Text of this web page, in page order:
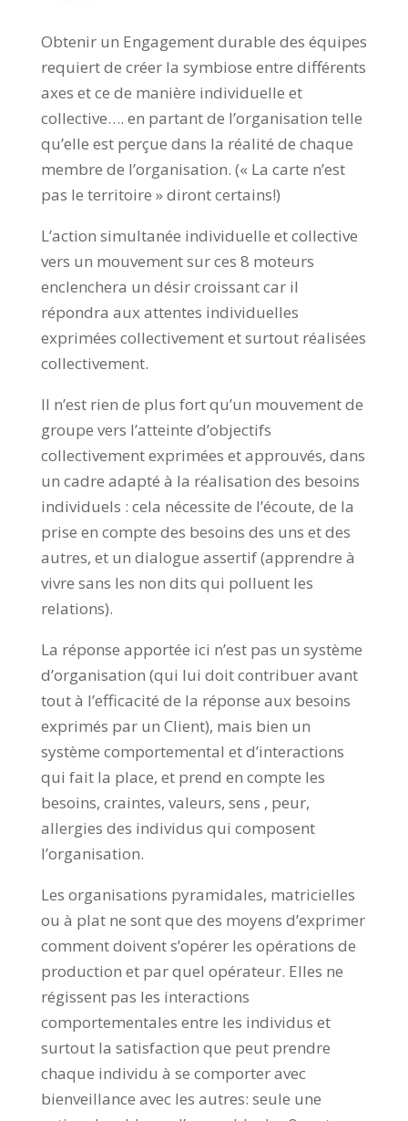
Obtenir un Engagement durable des équipes
requiert de créer la symbiose entre différents
axes et ce de manière individuelle et
collective…. en partant de l’organisation telle
qu’elle est perçue dans la réalité de chaque
membre de l’organisation. (« La carte n’est
pas le territoire » diront certains!)
L’action simultanée individuelle et collective
vers un mouvement sur ces 8 moteurs
enclenchera un désir croissant car il
répondra aux attentes individuelles
exprimées collectivement et surtout réalisées
collectivement.
Il n’est rien de plus fort qu’un mouvement de
groupe vers l’atteinte d’objectifs
collectivement exprimées et approuvés, dans
un cadre adapté à la réalisation des besoins
individuels : cela nécessite de l’écoute, de la
prise en compte des besoins des uns et des
autres, et un dialogue assertif (apprendre à
vivre sans les non dits qui polluent les
relations).
La réponse apportée ici n’est pas un système
d’organisation (qui lui doit contribuer avant
tout à l’efficacité de la réponse aux besoins
exprimés par un Client), mais bien un
système comportemental et d’interactions
qui fait la place, et prend en compte les
besoins, craintes, valeurs, sens , peur,
allergies des individus qui composent
l’organisation.
Les organisations pyramidales, matricielles
ou à plat ne sont que des moyens d’exprimer
comment doivent s’opérer les opérations de
production et par quel opérateur. Elles ne
régissent pas les interactions
comportementales entre les individus et
surtout la satisfaction que peut prendre
chaque individu à se comporter avec
bienveillance avec les autres: seule une